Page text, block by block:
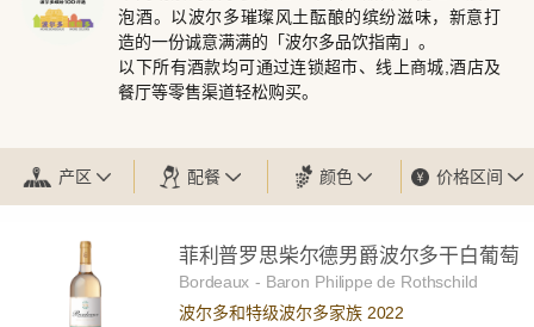
菲利普罗思柴尔德男爵波尔多干白葡萄
酒
Bordeaux - Baron Philippe de Rothschild
波尔多和特级波尔多家族 2022
泡酒。以波尔多璀璨风土酝酿的缤纷滋味，新意打
造的一份诚意满满的「波尔多品饮指南」。
以下所有酒款均可通过连锁超市、线上商城,酒店及
餐厅等零售渠道轻松购买。
产区 配餐 颜色 价格区间